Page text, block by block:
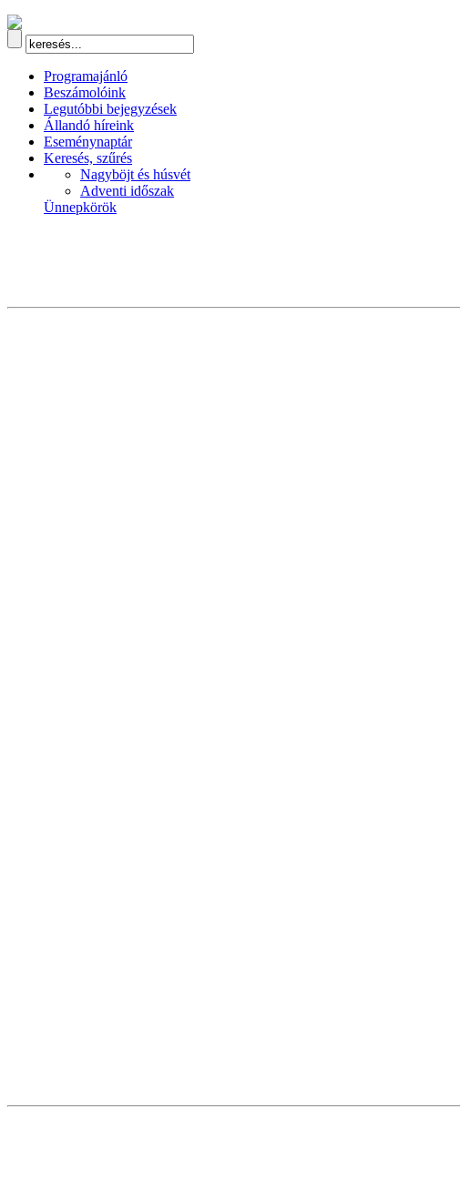
Programajánló
Beszámolóink
Legutóbbi bejegyzések
Állandó híreink
Eseménynaptár
Keresés, szűrés
Nagyböjt és húsvét
Adventi időszak
Ünnepkörök